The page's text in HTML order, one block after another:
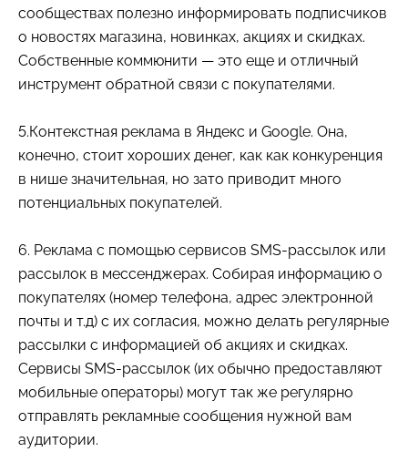
сообществах полезно информировать подписчиков
о новостях магазина, новинках, акциях и скидках.
Собственные коммюнити — это еще и отличный
инструмент обратной связи с покупателями.
5.Контекстная реклама в Яндекс и Google. Она,
конечно, стоит хороших денег, как как конкуренция
в нише значительная, но зато приводит много
потенциальных покупателей.
6. Реклама с помощью сервисов SMS-рассылок или
рассылок в мессенджерах. Собирая информацию о
покупателях (номер телефона, адрес электронной
почты и т.д) с их согласия, можно делать регулярные
рассылки с информацией об акциях и скидках.
Сервисы SMS-рассылок (их обычно предоставляют
мобильные операторы) могут так же регулярно
отправлять рекламные сообщения нужной вам
аудитории.